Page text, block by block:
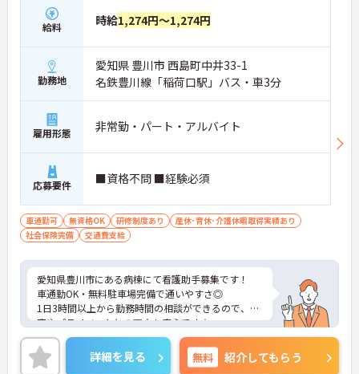
給料 時給1,274円～1,274円
勤務地
愛知県 豊川市 西島町中井33-1
名鉄豊川線「稲荷口駅」バス・車3分
雇用形態 非常勤・パート・アルバイト
応募要件 ■資格不問 ■経験必須
車通勤可 無資格OK 研修制度あり
産休･育休･介護休暇取得実績あり
社会保険完備
交通費支給
愛知県豊川市にある病棟にて看護助手募集です！
車通勤OK・無料駐車場完備で通いやすさ◎
1日3時間以上から勤務時間の相談ができるので、家
庭やプライベートとの両立も安心です☆
ご興味のある方には、面接対策ポイントなど、さら
に詳細をご案内しますのでお気軽にご相談くださ
い！
詳細を見る 無料 紹介してもらう